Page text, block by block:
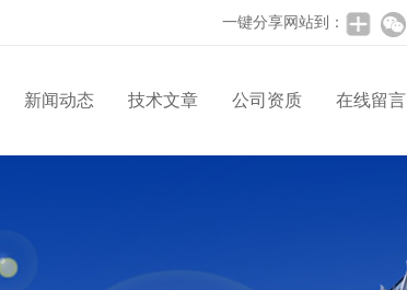
一键分享网站到：
新闻动态 技术文章 公司资质 在线留言